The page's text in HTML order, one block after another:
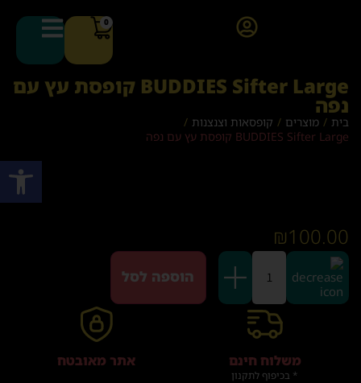
פתח
0
BUDDIES Sifter Large קופסת עץ עם
נפה
בית / מוצרים / קופסאות וצנצנות /
BUDDIES Sifter Large קופסת עץ עם נפה
₪100.00
הוספה לסל
משלוח חינם
* בכיפוף לתקנון
אתר מאובטח